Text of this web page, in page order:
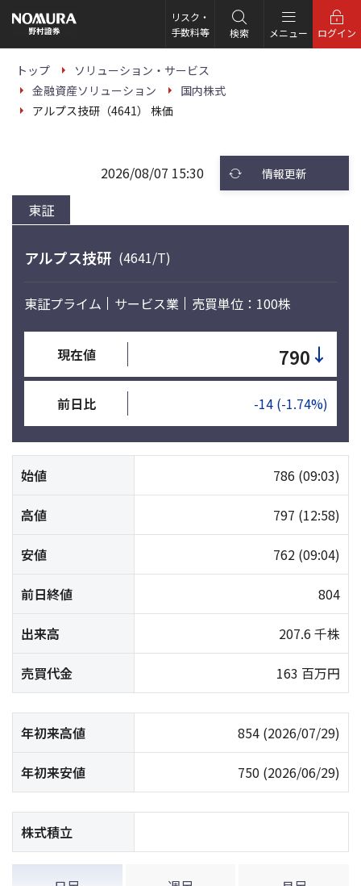
の
ー
リスク・
手数料等
検索 メニュー ログイン
トップ
ソリューション・サービス
金融資産ソリューション
国内株式
アルプス技研（4641） 株価
東証
2026/08/07 15:30 情報更新
アルプス技研 (4641/T)
東証プライム サービス業 売買単位：100株
現在値 790 ↓
前日比 -14 (-1.74%)
始値 786 (09:03)
高値 797 (12:58)
安値 762 (09:04)
前日終値 804
出来高 207.6 千株
売買代金 163 百万円
年初来高値 854 (2026/07/29)
年初来安値 750 (2026/06/29)
株式積立